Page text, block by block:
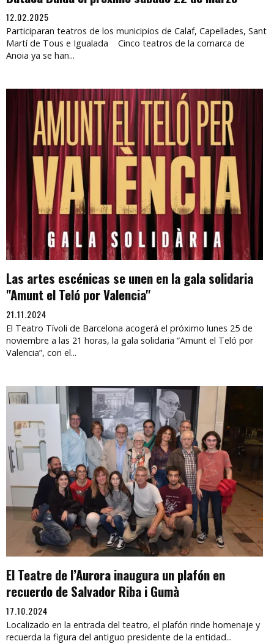
12.02.2025
Participaran teatros de los municipios de Calaf, Capellades, Sant
Martí de Tous e Igualada Cinco teatros de la comarca de
Anoia ya se han...
Las artes escénicas se unen en la gala solidaria
"Amunt el Teló por Valencia"
21.11.2024
El Teatro Tívoli de Barcelona acogerá el próximo lunes 25 de
noviembre a las 21 horas, la gala solidaria “Amunt el Teló por
Valencia”, con el...
El Teatre de l’Aurora inaugura un plafón en
recuerdo de Salvador Riba i Gumà
17.10.2024
Localizado en la entrada del teatro, el plafón rinde homenaje y
recuerda la figura del antiguo presidente de la entidad...